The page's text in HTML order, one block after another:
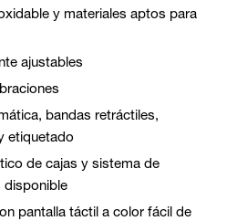
y materiales aptos para
ajustables
bandas retráctiles,
etiquetado
de cajas y sistema de
disponible
pantalla táctil a color fácil de